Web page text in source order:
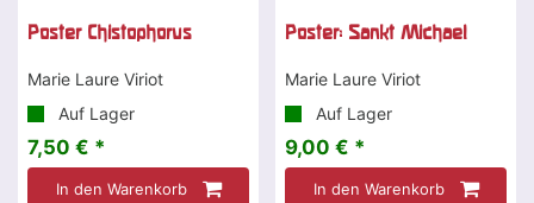
Poster Chistophorus
Marie Laure Viriot
Auf Lager
7,50 € *
In den Warenkorb
Poster: Sankt Michael
Marie Laure Viriot
Auf Lager
9,00 € *
In den Warenkorb